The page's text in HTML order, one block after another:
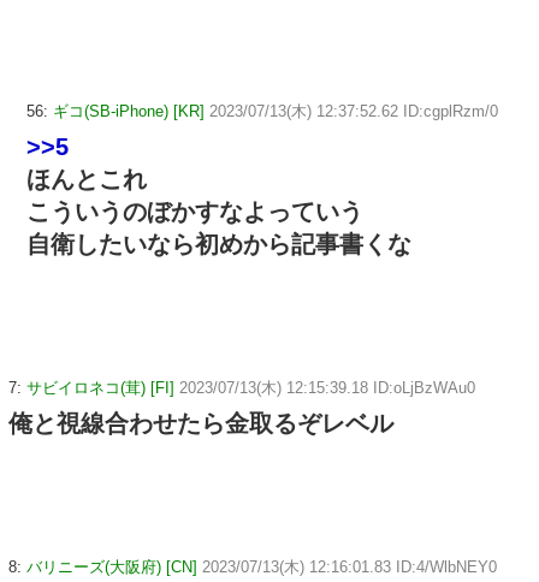
56: ギコ(SB-iPhone) [KR] 2023/07/13(木) 12:37:52.62 ID:cgplRzm/0
>>5
ほんとこれ
こういうのぼかすなよっていう
自衛したいなら初めから記事書くな
7: サビイロネコ(茸) [FI] 2023/07/13(木) 12:15:39.18 ID:oLjBzWAu0
俺と視線合わせたら金取るぞレベル
8: バリニーズ(大阪府) [CN] 2023/07/13(木) 12:16:01.83 ID:4/WlbNEY0